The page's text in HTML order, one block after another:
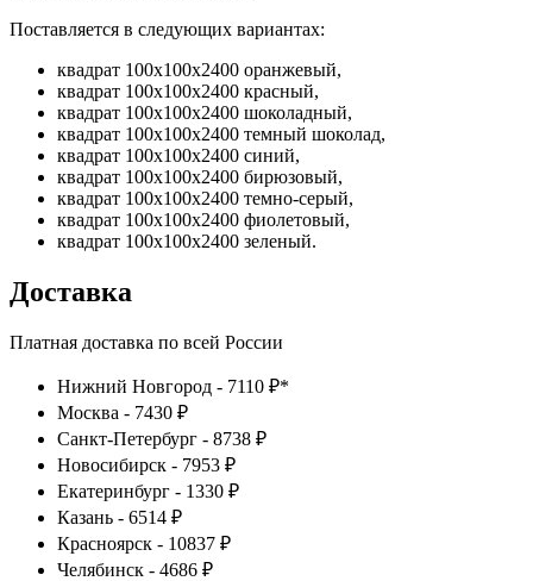
Поставляется в следующих вариантах:
квадрат 100х100х2400 оранжевый,
квадрат 100х100х2400 красный,
квадрат 100х100х2400 шоколадный,
квадрат 100х100х2400 темный шоколад,
квадрат 100х100х2400 синий,
квадрат 100х100х2400 бирюзовый,
квадрат 100х100х2400 темно-серый,
квадрат 100х100х2400 фиолетовый,
квадрат 100х100х2400 зеленый.
Доставка
Платная доставка по всей России
Нижний Новгород - 7110 ₽*
Москва - 7430 ₽
Санкт-Петербург - 8738 ₽
Новосибирск - 7953 ₽
Екатеринбург - 1330 ₽
Казань - 6514 ₽
Красноярск - 10837 ₽
Челябинск - 4686 ₽